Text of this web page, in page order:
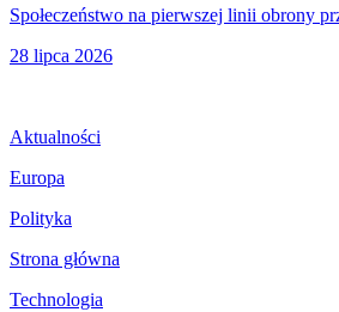
Społeczeństwo na pierwszej linii obrony
28 lipca 2026
Aktualności
Europa
Polityka
Strona główna
Technologia